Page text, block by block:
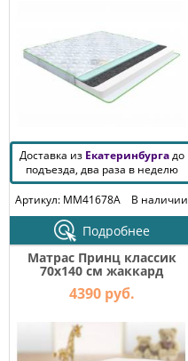
Доставка из Екатеринбургадо
подъезда, два раза в неделю
Артикул: MM41678A
В наличии
Подробнее
Матрас Принц классик
70х140 см жаккард
4390 руб.